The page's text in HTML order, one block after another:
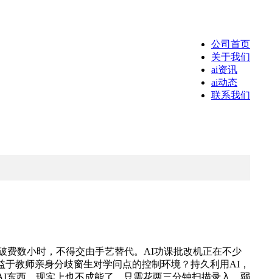
公司首页
关于我们
ai资讯
ai动态
联系我们
数小时，不得交由手艺替代。AI功课批改机正在不少
教师亲身分歧窗生对学问点的控制环境？持久利用AI，
西，现实上也不成能了。只需花两三分钟扫描录入，弱